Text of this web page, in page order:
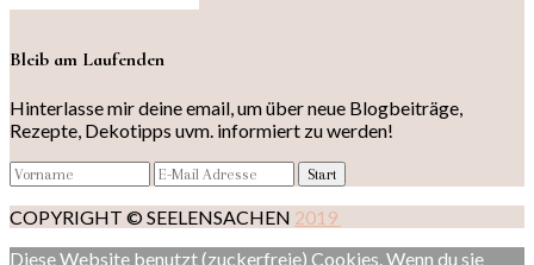
Bleib am Laufenden
Hinterlasse mir deine email, um über neue Blogbeiträge,
Rezepte, Dekotipps uvm. informiert zu werden!
COPYRIGHT © SEELENSACHEN 2019
Diese Website benutzt (zuckerfreie) Cookies. Wenn du sie